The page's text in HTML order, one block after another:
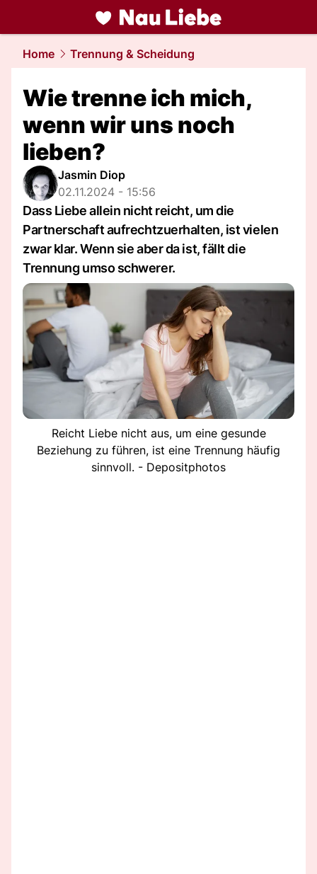
liebe.NAU.ch
Home Trennung & Scheidung
Wie trenne ich mich,
wenn wir uns noch
lieben?
Jasmin Diop
02.11.2024 - 15:56
Dass Liebe allein nicht reicht, um die
Partnerschaft aufrechtzuerhalten, ist vielen
zwar klar. Wenn sie aber da ist, fällt die
Trennung umso schwerer.
Reicht Liebe nicht aus, um eine gesunde
Beziehung zu führen, ist eine Trennung häufig
sinnvoll. - Depositphotos